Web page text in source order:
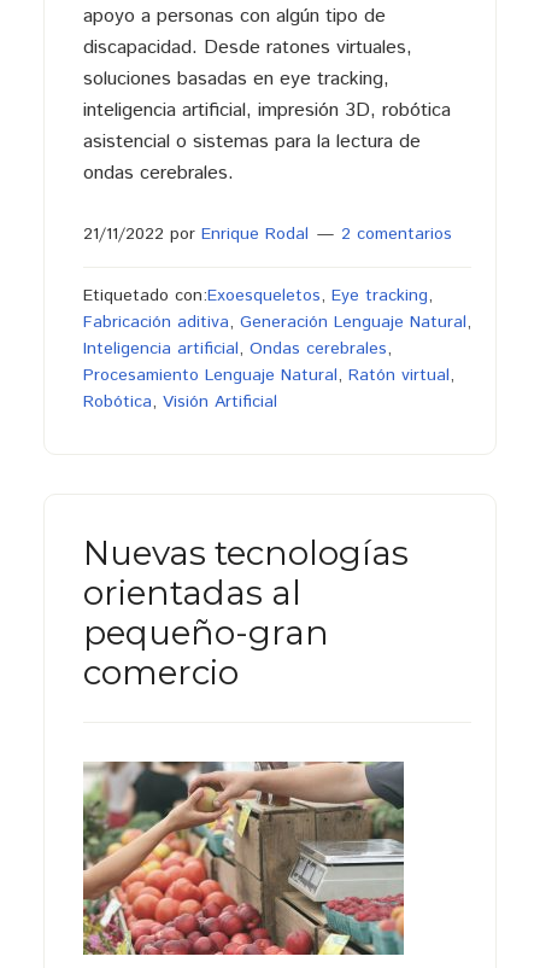
apoyo a personas con algún tipo de
discapacidad. Desde ratones virtuales,
soluciones basadas en eye tracking,
inteligencia artificial, impresión 3D, robótica
asistencial o sistemas para la lectura de
ondas cerebrales.
21/11/2022 por Enrique Rodal 2 comentarios
Etiquetado con:Exoesqueletos, Eye tracking,
Fabricación aditiva, Generación Lenguaje Natural,
Inteligencia artificial, Ondas cerebrales,
Procesamiento Lenguaje Natural, Ratón virtual,
Robótica, Visión Artificial
Nuevas tecnologías
orientadas al
pequeño-gran
comercio